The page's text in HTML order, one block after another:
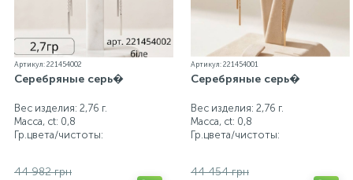
Артикул: 221454002
Серебряные серь�
Вес изделия: 2,76 г.
Масса, ct: 0,8
Гр.цвета/чистоты:
44 982 грн
Артикул: 221454001
Серебряные серь�
Вес изделия: 2,76 г.
Масса, ct: 0,8
Гр.цвета/чистоты:
44 454 грн